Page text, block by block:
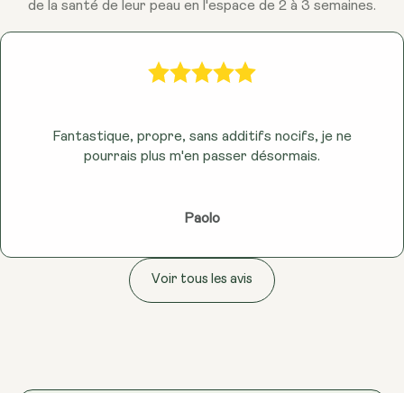
de la santé de leur peau en l'espace de 2 à 3 semaines.
Fantastique, propre, sans additifs nocifs, je ne
pourrais plus m'en passer désormais.
Paolo
Voir tous les avis